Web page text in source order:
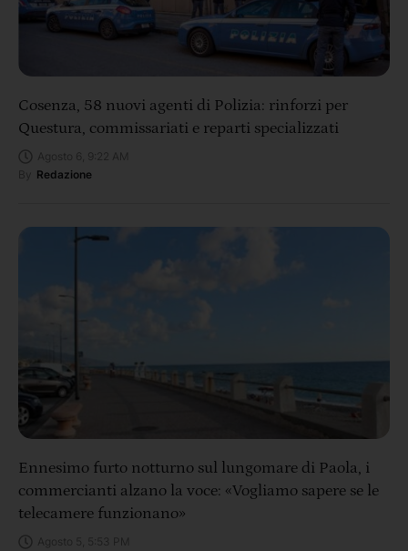
Cosenza, 58 nuovi agenti di Polizia: rinforzi per
Questura, commissariati e reparti specializzati
Redazione
Ennesimo furto notturno sul lungomare di Paola, i
commercianti alzano la voce: «Vogliamo sapere se le
telecamere funzionano»